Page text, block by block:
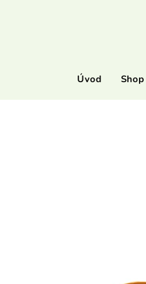
Úvod